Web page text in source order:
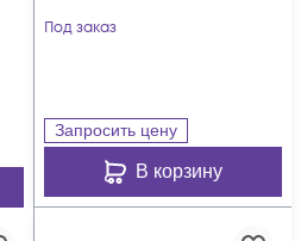
Под заказ
Запросить цену
В корзину